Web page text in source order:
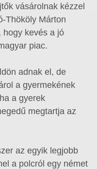
vásárolnak kézzel
Thököly Márton
hogy kevés a jó
piac.
adnak el, de
a gyermekének
a gyerek
megtartja az
az egyik legjobb
a polcról egy német